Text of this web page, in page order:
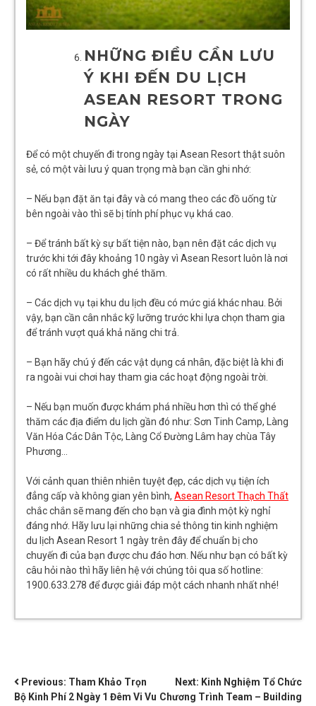
NHỮNG ĐIỀU CẦN LƯU
Ý KHI ĐẾN DU LỊCH
ASEAN RESORT TRONG
NGÀY
Để có một chuyến đi trong ngày tại Asean Resort thật suôn
sẻ, có một vài lưu ý quan trọng mà bạn cần ghi nhớ:
– Nếu bạn đặt ăn tại đây và có mang theo các đồ uống từ
bên ngoài vào thì sẽ bị tính phí phục vụ khá cao.
– Để tránh bất kỳ sự bất tiện nào, bạn nên đặt các dịch vụ
trước khi tới đây khoảng 10 ngày vì Asean Resort luôn là nơi
có rất nhiều du khách ghé thăm.
– Các dịch vụ tại khu du lịch đều có mức giá khác nhau. Bởi
vậy, bạn cần cân nhắc kỹ lưỡng trước khi lựa chọn tham gia
để tránh vượt quá khả năng chi trả.
– Bạn hãy chú ý đến các vật dụng cá nhân, đặc biệt là khi đi
ra ngoài vui chơi hay tham gia các hoạt động ngoài trời.
– Nếu bạn muốn được khám phá nhiều hơn thì có thể ghé
thăm các địa điểm du lịch gần đó như: Sơn Tinh Camp, Làng
Văn Hóa Các Dân Tộc, Làng Cổ Đường Lâm hay chùa Tây
Phương…
Với cảnh quan thiên nhiên tuyệt đẹp, các dịch vụ tiện ích
đẳng cấp và không gian yên bình, Asean Resort Thạch Thất
chắc chắn sẽ mang đến cho bạn và gia đình một kỳ nghỉ
đáng nhớ. Hãy lưu lại những chia sẻ thông tin kinh nghiệm
du lịch Asean Resort 1 ngày trên đây để chuẩn bị cho
chuyến đi của bạn được chu đáo hơn. Nếu như bạn có bất kỳ
câu hỏi nào thì hãy liên hệ với chúng tôi qua số hotline:
1900.633.278 để được giải đáp một cách nhanh nhất nhé!
ĐIỀU
Previous: Tham Khảo Trọn
Bộ Kinh Phí 2 Ngày 1 Đêm Vi Vu
Next: Kinh Nghiệm Tổ Chức
Chương Trình Team – Building